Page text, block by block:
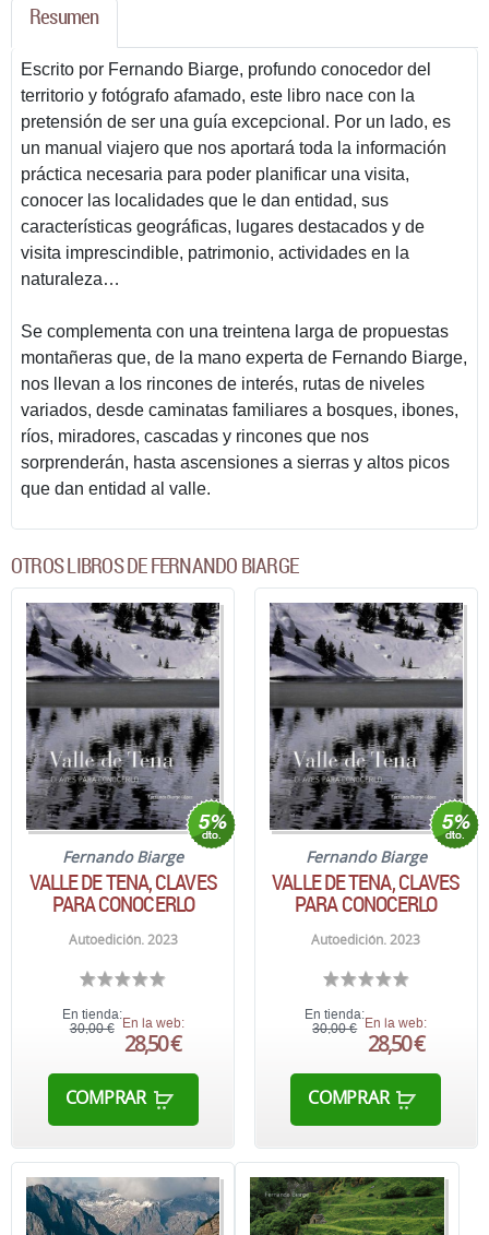
Resumen
Escrito por Fernando Biarge, profundo conocedor del
territorio y fotógrafo afamado, este libro nace con la
pretensión de ser una guía excepcional. Por un lado, es
un manual viajero que nos aportará toda la información
práctica necesaria para poder planificar una visita,
conocer las localidades que le dan entidad, sus
características geográficas, lugares destacados y de
visita imprescindible, patrimonio, actividades en la
naturaleza…
Se complementa con una treintena larga de propuestas
montañeras que, de la mano experta de Fernando Biarge,
nos llevan a los rincones de interés, rutas de niveles
variados, desde caminatas familiares a bosques, ibones,
ríos, miradores, cascadas y rincones que nos
sorprenderán, hasta ascensiones a sierras y altos picos
que dan entidad al valle.
OTROS LIBROS DE FERNANDO BIARGE
Fernando Biarge
VALLE DE TENA, CLAVES
PARA CONOCERLO
Autoedición. 2023
En tienda:
30,00 € En la web:
28,50 €
COMPRAR
Fernando Biarge
VALLE DE TENA, CLAVES
PARA CONOCERLO
Autoedición. 2023
En tienda:
30,00 € En la web:
28,50 €
COMPRAR